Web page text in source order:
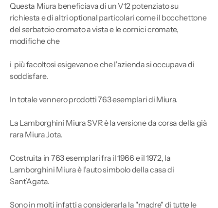
Questa Miura beneficiava di un V12 potenziato su
richiesta e di altri optional particolari come il bocchettone
del serbatoio cromato a vista e le cornici cromate,
modifiche che
i più facoltosi esigevano e che l'azienda si occupava di
soddisfare.
In totale vennero prodotti 763 esemplari di Miura.
La Lamborghini Miura SVR è la versione da corsa della già
rara Miura Jota.
Costruita in 763 esemplari fra il 1966 e il 1972, la
Lamborghini Miura è l’auto simbolo della casa di
Sant’Agata.
Sono in molti infatti a considerarla la "madre" di tutte le